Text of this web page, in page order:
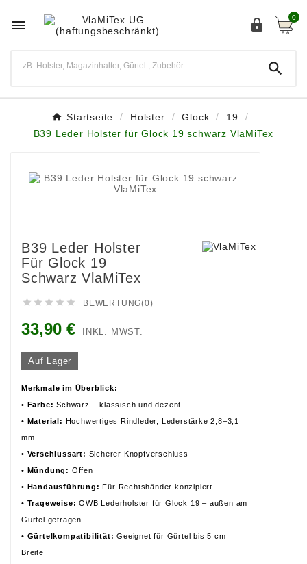
  0

Startseite Holster Glock
19
B39 Leder Holster für Glock 19 schwarz VlaMiTex
B39 Leder Holster
Für Glock 19
Schwarz VlaMiTex
     BEWERTUNG(0)
33,90 € INKL. MWST.
Auf Lager
Merkmale im Überblick:
• Farbe: Schwarz – klassisch und dezent
• Material: Hochwertiges Rindleder, Lederstärke 2,8–3,1
mm
• Verschlussart: Sicherer Knopfverschluss
• Mündung: Offen
• Handausführung: Für Rechtshänder konzipiert
• Trageweise: OWB Lederholster für Glock 19 – außen am
Gürtel getragen
• Gürtelkompatibilität: Geeignet für Gürtel bis 5 cm
Breite